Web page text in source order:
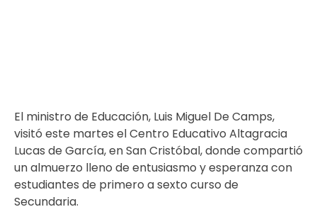
El ministro de Educación, Luis Miguel De Camps,
visitó este martes el Centro Educativo Altagracia
Lucas de García, en San Cristóbal, donde compartió
un almuerzo lleno de entusiasmo y esperanza con
estudiantes de primero a sexto curso de
Secundaria.